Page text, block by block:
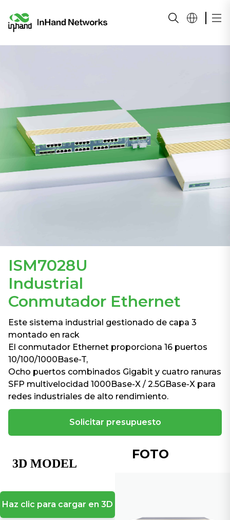
ISM7028U
Industrial
Conmutador Ethernet
Este sistema industrial gestionado de capa 3
montado en rack
El conmutador Ethernet proporciona 16 puertos
10/100/1000Base-T,
Ocho puertos combinados Gigabit y cuatro ranuras
SFP multivelocidad 1000Base-X / 2.5GBase-X para
redes industriales de alto rendimiento.
Solicitar presupuesto
Haz clic para cargar en 3D
FOTO